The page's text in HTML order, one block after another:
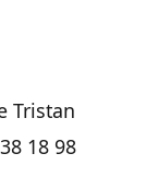
Tristan
18 98